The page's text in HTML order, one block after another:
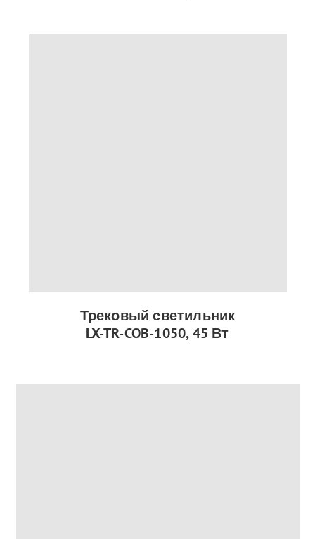
Трековый светильник
LX-TR-COB-1050, 45 Вт